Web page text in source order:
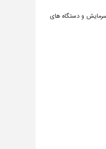
و دستگاه های